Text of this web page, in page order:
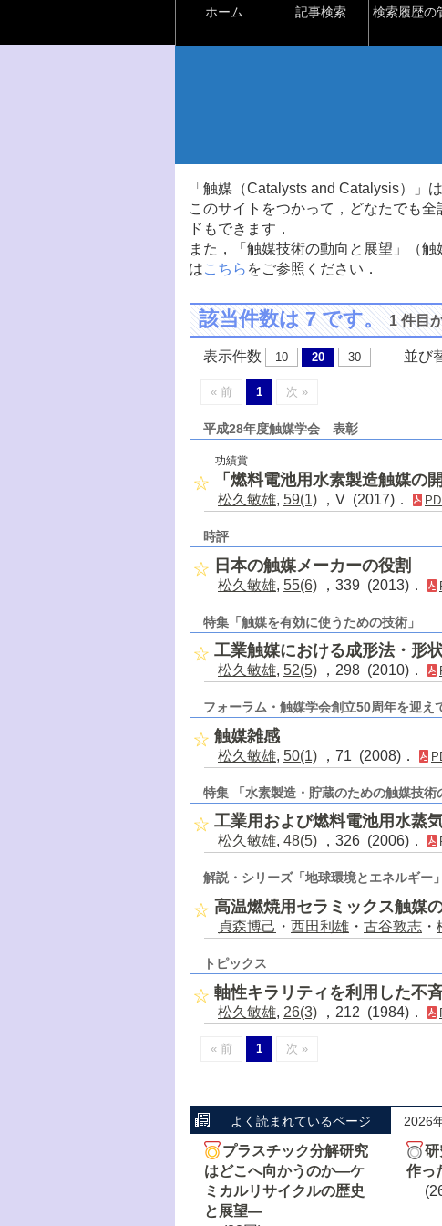
ホーム 記事検索 検索履歴の
「触媒（Catalysts and Catalysis）」
このサイトをつかって，どなたでも
ドもできます．
また，「触媒技術の動向と展望」（
はこちら をご参照ください．
該当件数は 7 です。1 件目
表示件数 10 20 30 並び替
« 前 1 次 »
平成28年度触媒学会 表彰
功績賞
「燃料電池用水素製造触媒の
松久敏雄, 59(1) ，V (2017)．
時評
日本の触媒メーカーの役割
松久敏雄, 55(6) ，339 (2013)．
特集「触媒を有効に使うための技術」
工業触媒における成形法・形
松久敏雄, 52(5) ，298 (2010)．
フォーラム・触媒学会創立50周年を迎え
触媒雑感
松久敏雄, 50(1) ，71 (2008)．
特集 「水素製造・貯蔵のための触媒技術
工業用および燃料電池用水蒸
松久敏雄, 48(5) ，326 (2006)．
解説・シリーズ「地球環境とエネルギー」
高温燃焼用セラミックス触媒
貞森博己 ・ 西田利雄 ・ 古谷敦志 ・
トピックス
軸性キラリティを利用した不
松久敏雄, 26(3) ，212 (1984)．
« 前 1 次 »
よく読まれているページ 2026
プラスチック分解研究
はどこへ向かうのか―ケ
ミカルリサイクルの歴史
と展望―
研
作っ